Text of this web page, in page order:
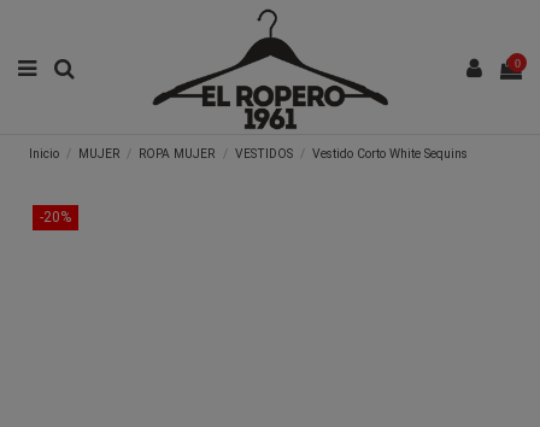
0
Inicio MUJER ROPA MUJER VESTIDOS Vestido Corto White Sequins
-20%